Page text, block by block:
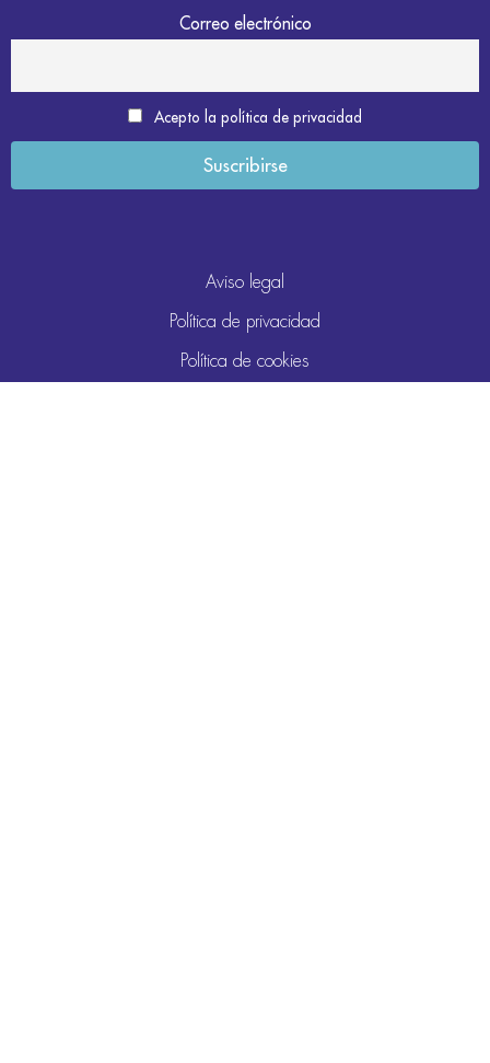
Correo electrónico
Acepto la política de privacidad
Aviso legal
Política de privacidad
Política de cookies